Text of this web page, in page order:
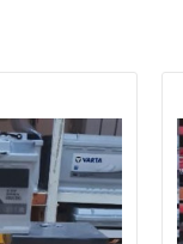
в Viber